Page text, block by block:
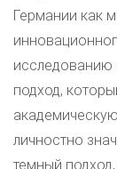
Германии как
исследованию
подход,
личностно
темный